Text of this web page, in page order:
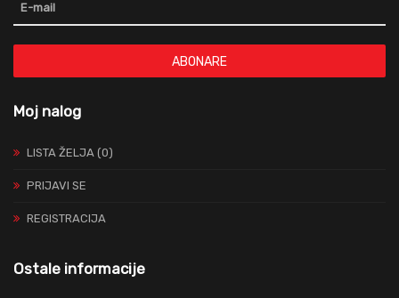
ABONARE
Moj nalog
LISTA ŽELJA (0)
PRIJAVI SE
REGISTRACIJA
Ostale informacije